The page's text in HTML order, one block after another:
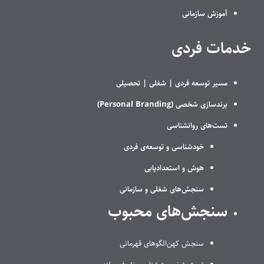
آموزش سازمانی
خدمات فردی
مسیر توسعه فردی | شغلی |تحصیلی
برندسازی شخصی (Personal Branding)
تست‌های روانشناسی
خودشناسی و توسعه‌ی فردی
هوش و استعدادیابی
سنجش‌های شغلی و سازمانی
سنجش‌های محبوب
سنجش کهن‌الگوهای قهرمانی